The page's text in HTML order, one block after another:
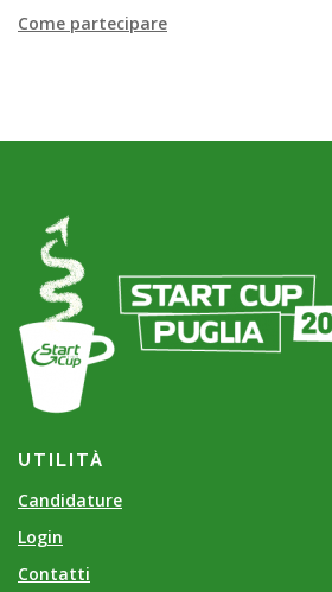
Come partecipare
UTILITÀ
Candidature
Login
Contatti